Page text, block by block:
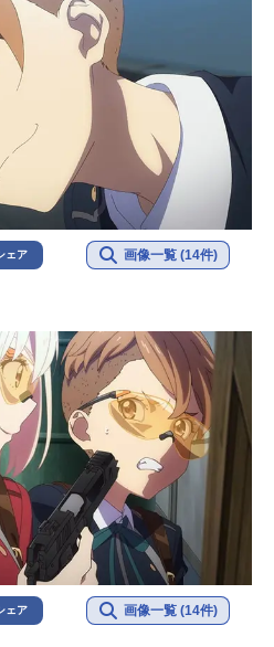
ェア 画像一覧 (14件)
ェア 画像一覧 (14件)